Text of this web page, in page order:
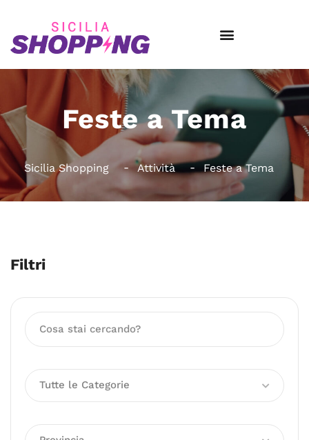
Feste a Tema
Sicilia Shopping Attività Feste a Tema
Filtri
Tutte le Categorie